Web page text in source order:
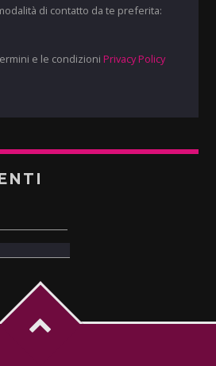
di contatto da te preferita:
e le condizioni Privacy Policy